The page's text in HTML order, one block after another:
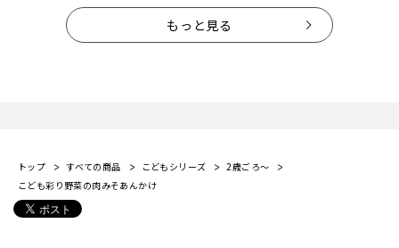
もっと見る
トップ すべての商品 こどもシリーズ
2歳ごろ～
こども彩り野菜の肉みそあんかけ